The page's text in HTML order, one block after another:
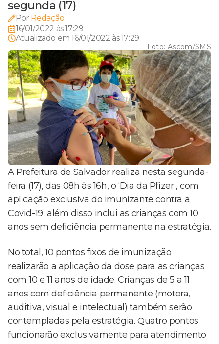
segunda (17)
Por Redação
16/01/2022 às 17:29
Atualizado em16/01/2022 às 17:29
Foto: Ascom/SMS
A Prefeitura de Salvador realiza nesta segunda-
feira (17), das 08h às 16h, o ‘Dia da Pfizer’, com
aplicação exclusiva do imunizante contra a
Covid-19, além disso inclui as crianças com 10
anos sem deficiência permanente na estratégia.
No total, 10 pontos fixos de imunização
realizarão a aplicação da dose para as crianças
com 10 e 11 anos de idade. Crianças de 5 a 11
anos com deficiência permanente (motora,
auditiva, visual e intelectual) também serão
contempladas pela estratégia. Quatro pontos
funcionarão exclusivamente para atendimento